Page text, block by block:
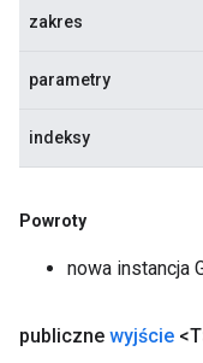
zakres
parametry
indeksy
Powroty
nowa instancja
publiczne wyjście